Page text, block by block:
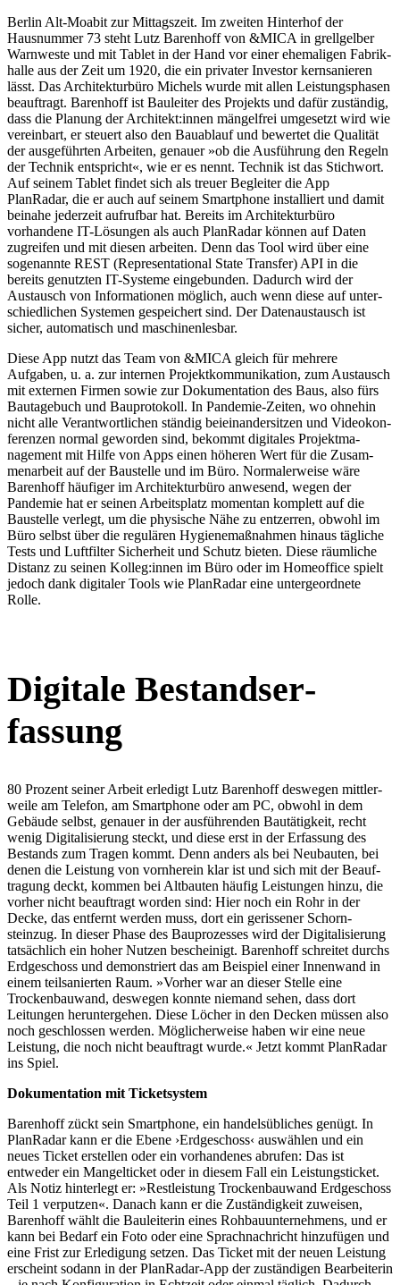
Berlin Alt-Moabit zur Mittagszeit. Im zweiten Hinterhof der
Hausnummer 73 steht Lutz Barenhoff von &MICA in grell­gelber
Warnweste und mit Tablet in der Hand vor einer ehema­ligen Fabrik­
halle aus der Zeit um 1920, die ein privater Investor kernsa­nieren
lässt. Das Archi­tek­turbüro Michels wurde mit allen Leistungs­phasen
beauf­tragt. Barenhoff ist Bauleiter des Projekts und dafür zuständig,
dass die Planung der Architekt:innen mängelfrei umgesetzt wird wie
vereinbart, er steuert also den Bauablauf und bewertet die Qualität
der ausge­führten Arbeiten, genauer »ob die Ausführung den Regeln
der Technik entspricht«, wie er es nennt. Technik ist das Stichwort.
Auf seinem Tablet findet sich als treuer Begleiter die App
PlanRadar, die er auch auf seinem Smart­phone instal­liert und damit
beinahe jederzeit aufrufbar hat. Bereits im Archi­tek­turbüro
vorhandene IT-Lösungen als auch PlanRadar können auf Daten
zugreifen und mit diesen arbeiten. Denn das Tool wird über eine
sogenannte REST (Repre­sen­ta­tional State Transfer) API in die
bereits genutzten IT-Systeme einge­bunden. Dadurch wird der
Austausch von Infor­ma­tionen möglich, auch wenn diese auf unter­
schied­lichen Systemen gespei­chert sind. Der Daten­aus­tausch ist
sicher, automa­tisch und maschi­nen­lesbar.
Diese App nutzt das Team von &MICA gleich für mehrere
Aufgaben, u. a. zur internen Projekt­kom­mu­ni­kation, zum Austausch
mit externen Firmen sowie zur Dokumen­tation des Baus, also fürs
Bauta­gebuch und Baupro­tokoll. In Pandemie-Zeiten, wo ohnehin
nicht alle Verant­wort­lichen ständig beiein­an­der­sitzen und Video­kon­
fe­renzen normal geworden sind, bekommt digitales Projekt­ma­
nagement mit Hilfe von Apps einen höheren Wert für die Zusam­
men­arbeit auf der Baustelle und im Büro. Norma­ler­weise wäre
Barenhoff häufiger im Archi­tek­turbüro anwesend, wegen der
Pandemie hat er seinen Arbeits­platz momentan komplett auf die
Baustelle verlegt, um die physische Nähe zu entzerren, obwohl im
Büro selbst über die regulären Hygie­ne­maß­nahmen hinaus tägliche
Tests und Luftfilter Sicherheit und Schutz bieten. Diese räumliche
Distanz zu seinen Kolleg:innen im Büro oder im Homeoffice spielt
jedoch dank digitaler Tools wie PlanRadar eine unter­ge­ordnete
Rolle.
Digitale Bestands­er­
fassung
80 Prozent seiner Arbeit erledigt Lutz Barenhoff deswegen mittler­
weile am Telefon, am Smart­phone oder am PC, obwohl in dem
Gebäude selbst, genauer in der ausfüh­renden Bautä­tigkeit, recht
wenig Digita­li­sierung steckt, und diese erst in der Erfassung des
Bestands zum Tragen kommt. Denn anders als bei Neubauten, bei
denen die Leistung von vornherein klar ist und sich mit der Beauf­
tragung deckt, kommen bei Altbauten häufig Leistungen hinzu, die
vorher nicht beauf­tragt worden sind: Hier noch ein Rohr in der
Decke, das entfernt werden muss, dort ein geris­sener Schorn­
steinzug. In dieser Phase des Baupro­zesses wird der Digita­li­sierung
tatsächlich ein hoher Nutzen bescheinigt. Barenhoff schreitet durchs
Erdge­schoss und demons­triert das am Beispiel einer Innenwand in
einem teilsa­nierten Raum. »Vorher war an dieser Stelle eine
Trocken­bauwand, deswegen konnte niemand sehen, dass dort
Leitungen herun­ter­gehen. Diese Löcher in den Decken müssen also
noch geschlossen werden. Mögli­cher­weise haben wir eine neue
Leistung, die noch nicht beauf­tragt wurde.« Jetzt kommt PlanRadar
ins Spiel.
Dokumen­tation mit Ticket­system
Barenhoff zückt sein Smart­phone, ein handels­üb­liches genügt. In
PlanRadar kann er die Ebene ›Erdge­schoss‹ auswählen und ein
neues Ticket erstellen oder ein vorhan­denes abrufen: Das ist
entweder ein Mangel­ticket oder in diesem Fall ein Leistungs­ticket.
Als Notiz hinterlegt er: »Restleistung Trocken­bauwand Erdge­schoss
Teil 1 verputzen«. Danach kann er die Zustän­digkeit zuweisen,
Barenhoff wählt die Baulei­terin eines Rohbau­un­ter­nehmens, und er
kann bei Bedarf ein Foto oder eine Sprach­nach­richt hinzu­fügen und
eine Frist zur Erledigung setzen. Das Ticket mit der neuen Leistung
erscheint sodann in der PlanRadar-App der zustän­digen Bearbei­terin